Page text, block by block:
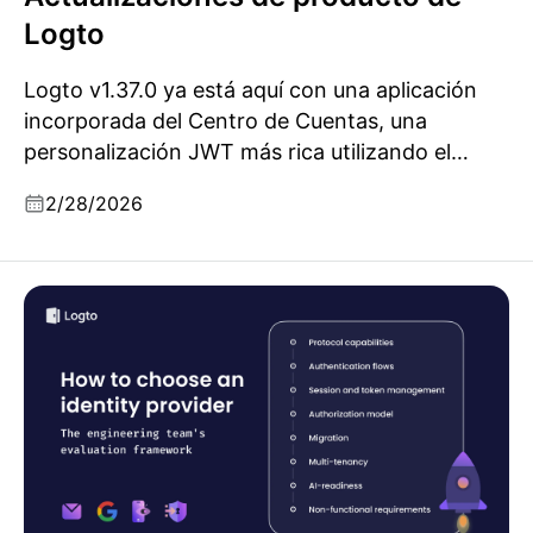
Logto
Logto v1.37.0 ya está aquí con una aplicación
incorporada del Centro de Cuentas, una
personalización JWT más rica utilizando el
personalizables para los claims del token ID.
estabilidad del flujo de registro y vinculación
2/28/2026
Cómo elegir un proveedor de identidad: El marco de
evaluación del equipo de ingeniería